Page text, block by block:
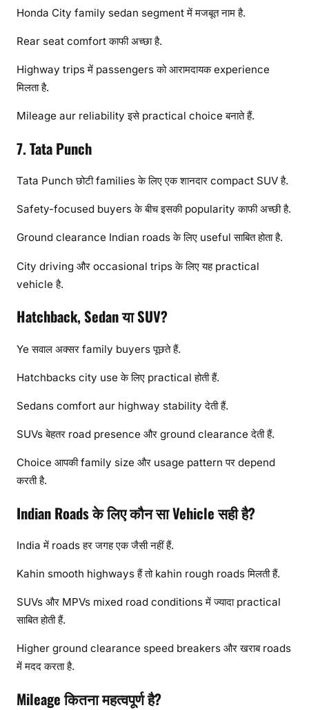
Honda City family sedan segment में मजबूत नाम है.
Rear seat comfort काफी अच्छा है.
Highway trips में passengers को आरामदायक experience
मिलता है.
Mileage aur reliability इसे practical choice बनाते हैं.
7. Tata Punch
Tata Punch छोटी families के लिए एक शानदार compact SUV है.
Safety-focused buyers के बीच इसकी popularity काफी अच्छी है.
Ground clearance Indian roads के लिए useful साबित होता है.
City driving और occasional trips के लिए यह practical
vehicle है.
Hatchback, Sedan या SUV?
Ye सवाल अक्सर family buyers पूछते हैं.
Hatchbacks city use के लिए practical होती हैं.
Sedans comfort aur highway stability देती हैं.
SUVs बेहतर road presence और ground clearance देती हैं.
Choice आपकी family size और usage pattern पर depend
करती है.
Indian Roads के लिए कौन सा Vehicle सही है?
India में roads हर जगह एक जैसी नहीं हैं.
Kahin smooth highways हैं तो kahin rough roads मिलती हैं.
SUVs और MPVs mixed road conditions में ज्यादा practical
साबित होती हैं.
Higher ground clearance speed breakers और खराब roads
में मदद करता है.
Mileage कितना महत्वपूर्ण है?